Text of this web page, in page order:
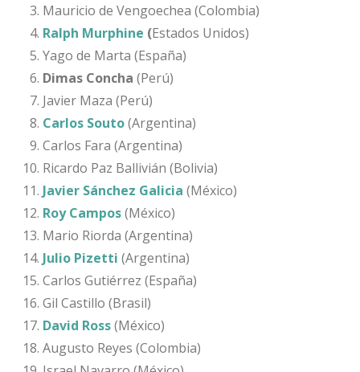
Mauricio de Vengoechea (Colombia)
Ralph Murphine (Estados Unidos)
Yago de Marta (España)
Dimas Concha (Perú)
Javier Maza (Perú)
Carlos Souto(Argentina)
Carlos Fara (Argentina)
Ricardo Paz Ballivián (Bolivia)
Javier Sánchez Galicia (México)
Roy Campos(México)
Mario Riorda (Argentina)
Julio Pizetti (Argentina)
Carlos Gutiérrez (España)
Gil Castillo (Brasil)
David Ross(México)
Augusto Reyes (Colombia)